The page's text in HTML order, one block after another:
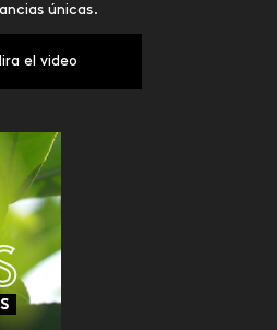
únicas.
el video